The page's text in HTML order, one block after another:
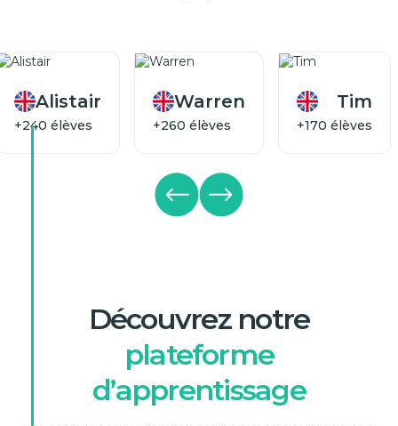
tourisme
Alistair
+240 élèves
Warren
+260 élèves
Accounting
Tim
+170 élèves
Découvrez notre
plateforme
d’apprentissage